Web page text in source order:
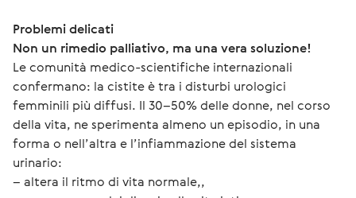
Problemi delicati
Non un rimedio palliativo, ma una vera soluzione!
Le comunità medico-scientifiche internazionali
confermano: la cistite è tra i disturbi urologici
femminili più diffusi. Il 30–50% delle donne, nel corso
della vita, ne sperimenta almeno un episodio, in una
forma o nell’altra e l’infiammazione del sistema
urinario:
– altera il ritmo di vita normale,,